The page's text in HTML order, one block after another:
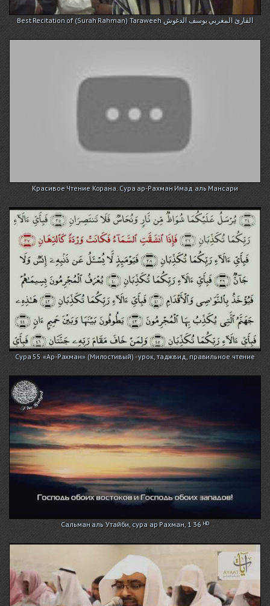
Best Recitation of (Surah Rahman) Taraweeh القارئ المغربي يوسف الدغوش
Красивое Чтение Корана. Сура ар-Рахман Имад аль Мансари
Сура 55 «Ар-Рахман» (Милостивый) - урок, таджвид, правильное чтение
Сальман аль Утайби, сура ар Рахман, 1 36 ᴴᴰ